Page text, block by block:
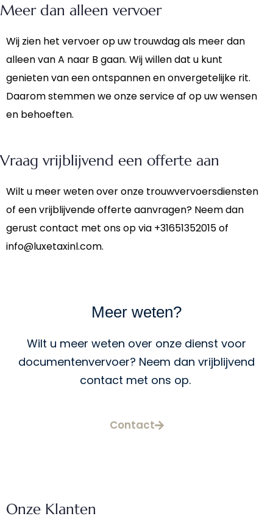
Meer dan alleen vervoer
Wij zien het vervoer op uw trouwdag als meer dan
alleen van A naar B gaan. Wij willen dat u kunt
genieten van een ontspannen en onvergetelijke rit.
Daarom stemmen we onze service af op uw wensen
en behoeften.
Vraag vrijblijvend een offerte aan
Wilt u meer weten over onze trouwvervoersdiensten
of een vrijblijvende offerte aanvragen? Neem dan
gerust contact met ons op via +31651352015 of
info@luxetaxinl.com.
Meer weten?
Wilt u meer weten over onze dienst voor
documentenvervoer? Neem dan vrijblijvend
contact met ons op.
Contact
Onze Klanten